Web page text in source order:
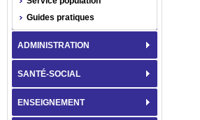
Guides pratiques
ADMINISTRATION
SANTÉ-SOCIAL
ENSEIGNEMENT